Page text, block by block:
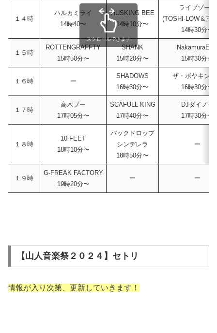
１４時
ハルカミライ
14時40〜
HUSKING BEE
14時10分〜
ライブゾーン
(TOSHI-LOW＆茂
14時30分〜
１５時
ROTTENGRAFFTY
15時50分〜
SHANK
15時20分〜
15時30分〜
１６時 ー
SHADOWS
16時30分〜
ザ・ボヤキン
16時30分〜
１７時
高木ブー
17時05分〜
SCAFULL KING
17時40分〜
DJダイノジ
17時30分〜
１８時
10-FEET
18時10分〜
バックドロップ
シンデレラ
18時50分〜
ー
１９時
G-FREAK FACTORY
19時20分〜
ー ー
スクロールできます
【山人音楽祭２０２４】セトリ
情報が入り次第、更新していきます！